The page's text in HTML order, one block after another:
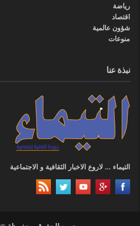
رياضة
اقتصاد
شؤون عالمية
منوعات
نبذة عنا
التيماء ... لاروع الاخبار الثقافية و الاجتماعية